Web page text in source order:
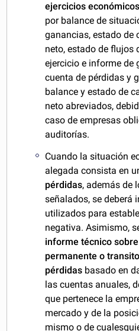
ejercicios
por balance de
ganancias, estado de
neto, estado de flujos
ejercicio e informe de
cuenta de pérdidas y
balance y estado de
neto abreviados,
caso de empresas
auditorías.
Cuando la situación
alegada consista en
pérdidas, además de
señalados, se deberá
utilizados para
negativa. Asimismo,
informe técnico
permanente o
pérdidas basado en
las cuentas anuales,
que pertenece la
mercado y de la
mismo o de